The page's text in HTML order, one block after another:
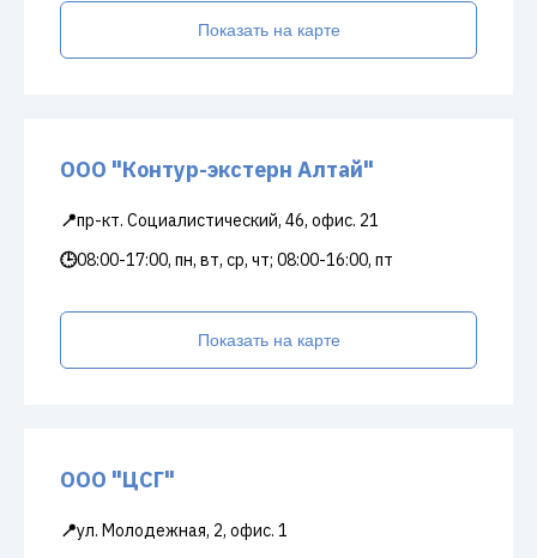
Показать на карте
ООО "Контур-экстерн Алтай"
📍пр-кт. Социалистический, 46, офис. 21
🕒08:00-17:00, пн, вт, ср, чт; 08:00-16:00, пт
Показать на карте
ООО "ЦСГ"
📍ул. Молодежная, 2, офис. 1